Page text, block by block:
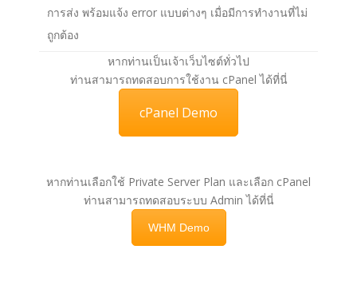
การส่ง พร้อมแจ้ง error แบบต่างๆ เมื่อมีการทำงานที่ไม่
ถูกต้อง
หากท่านเป็นเจ้าเว็บไซต์ทั่วไป
ท่านสามารถทดสอบการใช้งาน cPanel ได้ที่นี่
cPanel Demo
หากท่านเลือกใช้ Private Server Plan และเลือก cPanel
ท่านสามารถทดสอบระบบ Admin ได้ที่นี่
WHM Demo